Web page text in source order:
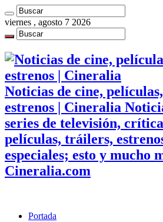
viernes , agosto 7 2026
Noticias de cine,
estrenos | Cineralia
series de televisión,
películas, tráilers,
especiales; esto y mucho
Cineralia.com
Portada